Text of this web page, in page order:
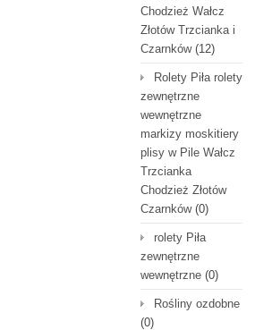
Chodzież Wałcz
Złotów Trzcianka i
Czarnków(12)
Rolety Piła rolety
zewnętrzne
wewnętrzne
markizy moskitiery
plisy w Pile Wałcz
Trzcianka
Chodzież Złotów
Czarnków(0)
rolety Piła
zewnętrzne
wewnętrzne (0)
Rośliny ozdobne
(0)